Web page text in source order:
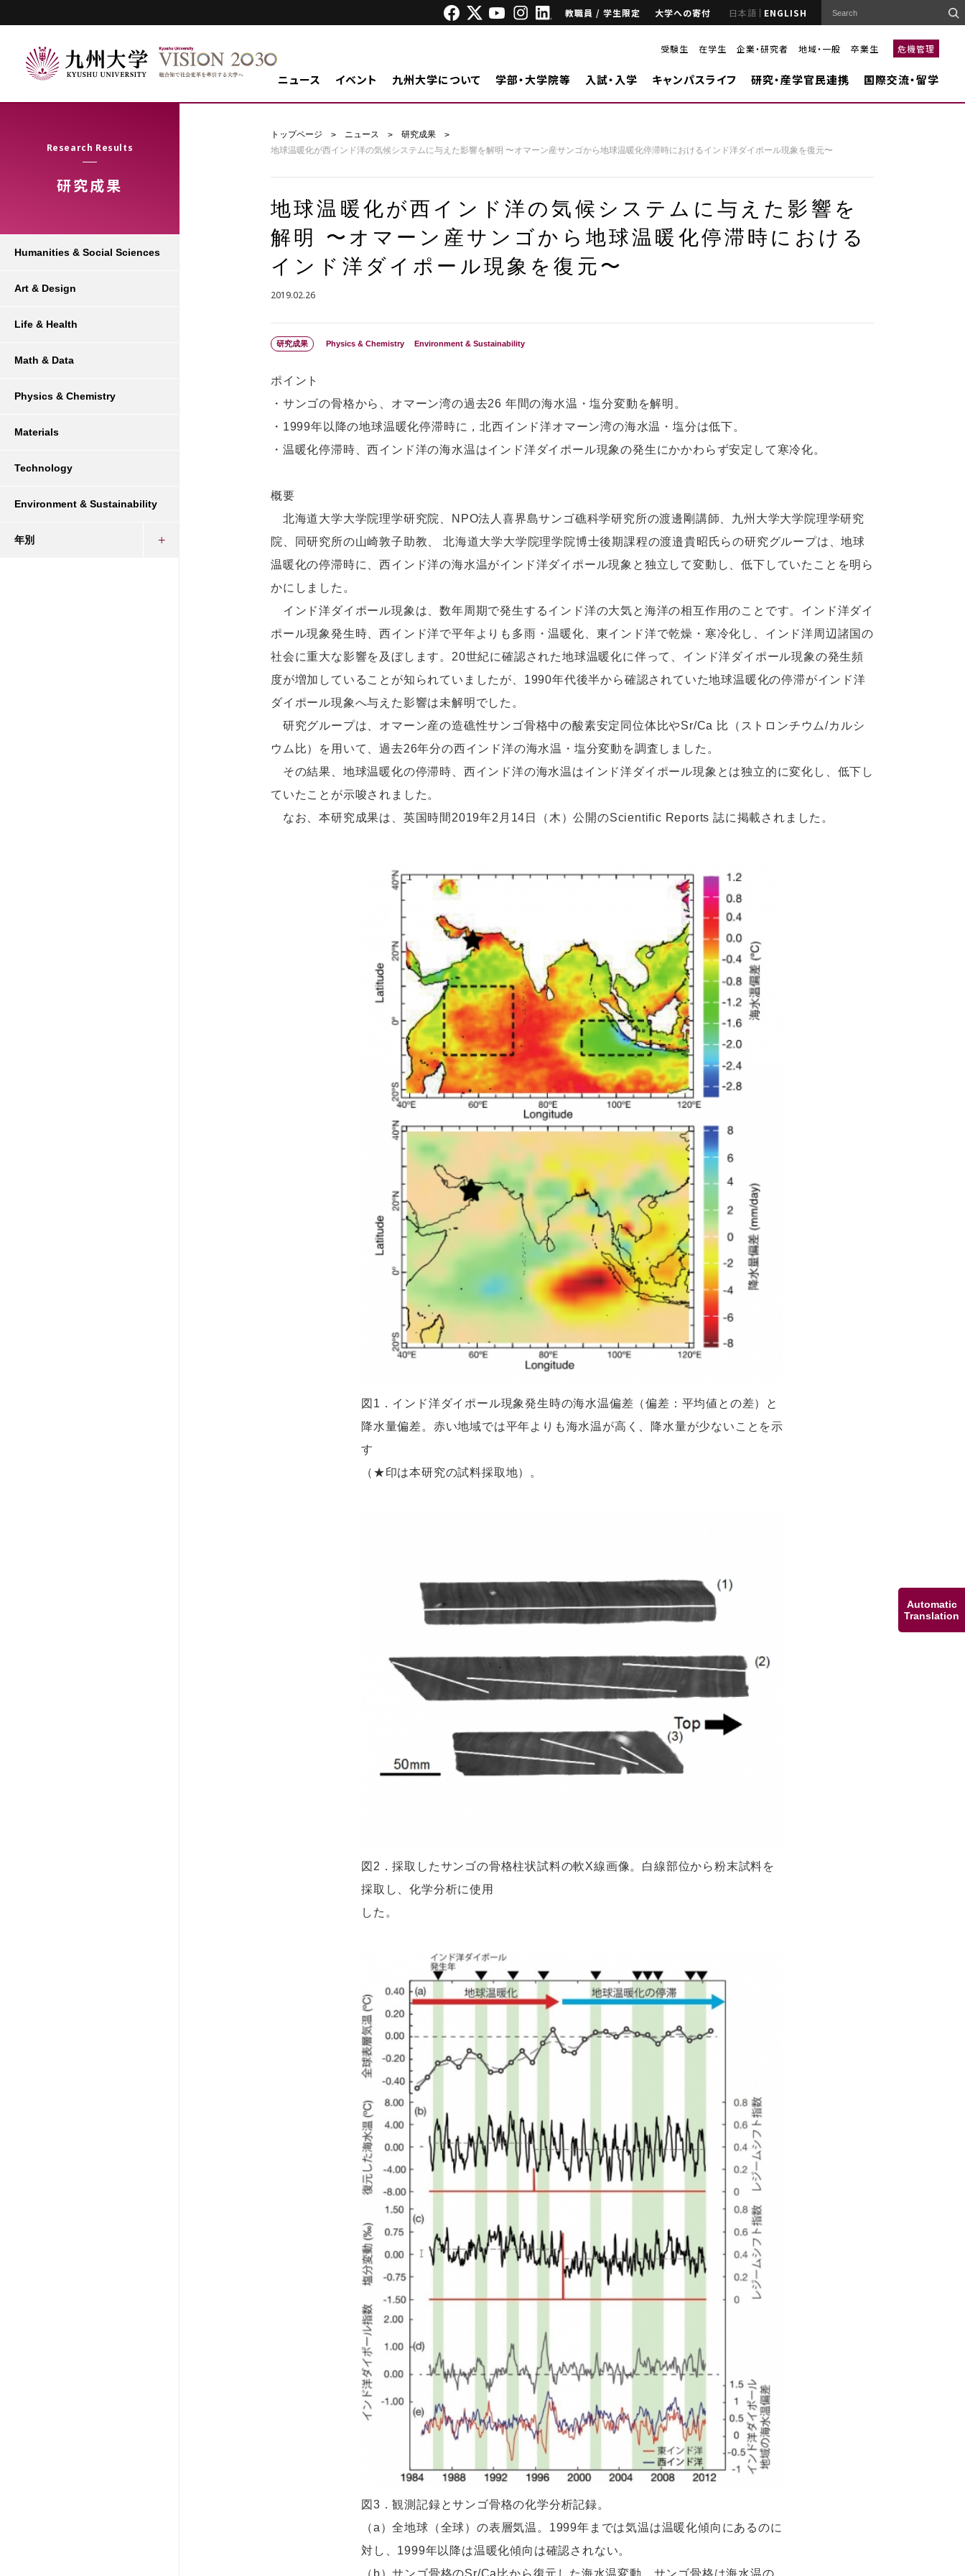
Automatic
Translation
教職員 / 学生限定 大学への寄付 日本語 ENGLISH
受験生 在学生 企業・研究者 地域・一般 卒業生 危機管理
ニュース イベント 九州大学について 学部・大学院等 入試・入学 キャンパスライフ 研究・産学官民連携 国際交流・留学
Research Results
研究成果
トップページ ニュース
研究成果
地球温暖化が⻄インド洋の気候システムに与えた影響を解明 〜オマーン産サンゴから地球温暖化停滞時におけるインド洋ダイポール現象を復元〜
地球温暖化が⻄インド洋の気候システムに与えた影響を
解明 〜オマーン産サンゴから地球温暖化停滞時における
インド洋ダイポール現象を復元〜
2019.02.26
研究成果 Physics & Chemistry Environment & Sustainability
ポイント
・サンゴの⾻格から、オマーン湾の過去26 年間の海⽔温・塩分変動を解明。
・1999年以降の地球温暖化停滞時に，北⻄インド洋オマーン湾の海⽔温・塩分は低下。
・温暖化停滞時、⻄インド洋の海⽔温はインド洋ダイポール現象の発⽣にかかわらず安定して寒冷化。
概要
北海道⼤学⼤学院理学研究院、NPO法⼈喜界島サンゴ礁科学研究所の渡邊剛講師、九州⼤学⼤学院理学研究
院、同研究所の⼭崎敦⼦助教、 北海道⼤学⼤学院理学院博⼠後期課程の渡邉貴昭⽒らの研究グループは、地球
温暖化の停滞時に、⻄インド洋の海⽔温がインド洋ダイポール現象と独⽴して変動し、低下していたことを明ら
かにしました。
インド洋ダイポール現象は、数年周期で発⽣するインド洋の⼤気と海洋の相互作⽤のことです。インド洋ダイ
ポール現象発⽣時、⻄インド洋で平年よりも多⾬・温暖化、東インド洋で乾燥・寒冷化し、インド洋周辺諸国の
社会に重⼤な影響を及ぼします。20世紀に確認された地球温暖化に伴って、インド洋ダイポール現象の発⽣頻
度が増加していることが知られていましたが、1990年代後半から確認されていた地球温暖化の停滞がインド洋
ダイポール現象へ与えた影響は未解明でした。
研究グループは、オマーン産の造礁性サンゴ⾻格中の酸素安定同位体⽐やSr/Ca ⽐（ストロンチウム/カルシ
ウム⽐）を⽤いて、過去26年分の⻄インド洋の海⽔温・塩分変動を調査しました。
その結果、地球温暖化の停滞時、⻄インド洋の海⽔温はインド洋ダイポール現象とは独⽴的に変化し、低下し
ていたことが⽰唆されました。
なお、本研究成果は、英国時間2019年2⽉14⽇（⽊）公開のScientific Reports 誌に掲載されました。
図1．インド洋ダイポール現象発生時の海水温偏差（偏差：平均値との差）と
降水量偏差。赤い地域では平年よりも海水温が高く、降水量が少ないことを示
す
（★印は本研究の試料採取地）。
図2．採取したサンゴの骨格柱状試料の軟X線画像。白線部位から粉末試料を
採取し、化学分析に使用
した。
図3．観測記録とサンゴ骨格の化学分析記録。
（a）全地球（全球）の表層気温。1999年までは気温は温暖化傾向にあるのに
対し、1999年以降は温暖化傾向は確認されない。
Humanities & Social Sciences
Art & Design
Life & Health
Math & Data
Physics & Chemistry
Materials
Technology
Environment & Sustainability
年別